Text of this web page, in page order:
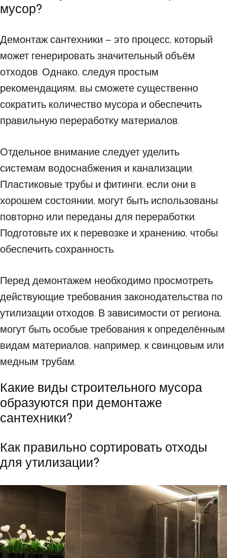
мусор?
Демонтаж сантехники – это процесс, который
может генерировать значительный объём
отходов. Однако, следуя простым
рекомендациям, вы сможете существенно
сократить количество мусора и обеспечить
правильную переработку материалов.
Отдельное внимание следует уделить
системам водоснабжения и канализации.
Пластиковые трубы и фитинги, если они в
хорошем состоянии, могут быть использованы
повторно или переданы для переработки.
Подготовьте их к перевозке и хранению, чтобы
обеспечить сохранность.
Перед демонтажем необходимо просмотреть
действующие требования законодательства по
утилизации отходов. В зависимости от региона,
могут быть особые требования к определённым
видам материалов, например, к свинцовым или
медным трубам.
Какие виды строительного мусора
образуются при демонтаже
сантехники?
Как правильно сортировать отходы
для утилизации?